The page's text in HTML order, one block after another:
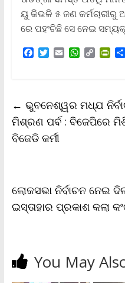
ୟୁ କିଭଳି ୫ ଜଣ କର୍ମଚାରୀରୁ
ରେ ପହଂଚିଛି ସେ ନେଇ
F
o
o
k
T
e
r
E
W
A
p
p
C
i
n
k
P
F
r
← ଭୁବନେଶ୍ୱର ମଧ୍ଯ
ମିଶ୍ରଣ ପର୍ବ : ବିଜେପିରେ
ବିଜେଡି କର୍ମୀ
ଲୋକସଭା ନିର୍ବାଚନ ନେଇ
ଇସ୍ତାହାର ପ୍ରକାଶ କଲା
You May